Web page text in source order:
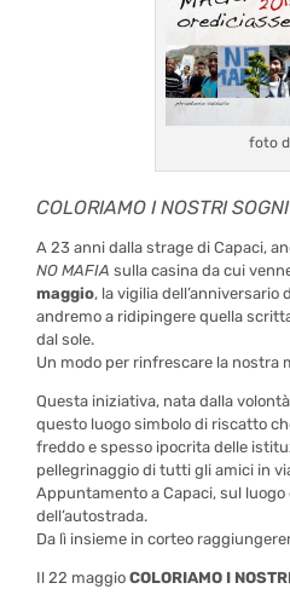
foto
COLORIAMO I NOSTRI SOGNI
A 23 anni dalla strage di Capaci,
NO MAFIA sulla casina da cui
maggio, la vigilia dell’anniversario
andremo a ridipingere quella
dal sole.
Un modo per rinfrescare la nostra
Questa iniziativa, nata dalla
questo luogo simbolo di riscatto
freddo e spesso ipocrita delle
pellegrinaggio di tutti gli amici in
Appuntamento a Capaci, sul luogo
dell’autostrada.
Da lì insieme in corteo
Il 22 maggioCOLORIAMO I